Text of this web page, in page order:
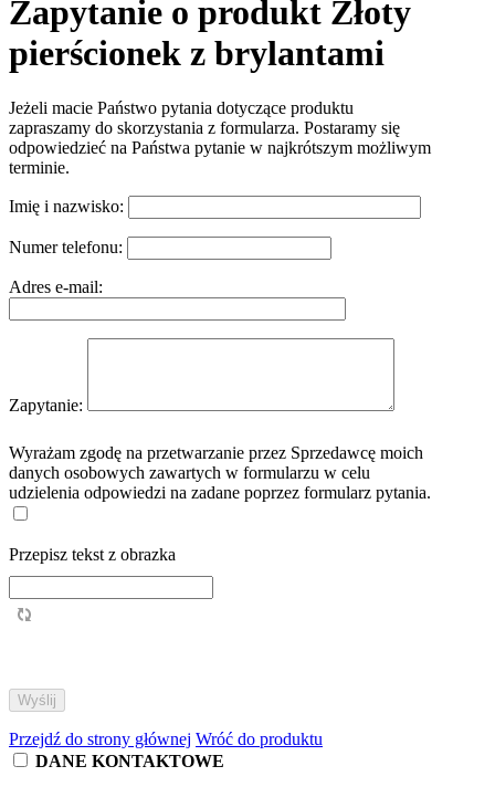
Zapytanie o produkt Złoty
pierścionek z brylantami
Jeżeli macie Państwo pytania dotyczące produktu
zapraszamy do skorzystania z formularza. Postaramy się
odpowiedzieć na Państwa pytanie w najkrótszym możliwym
terminie.
Imię i nazwisko:
Numer telefonu:
Adres e-mail:
Zapytanie:
Wyrażam zgodę na przetwarzanie przez Sprzedawcę moich
danych osobowych zawartych w formularzu w celu
udzielenia odpowiedzi na zadane poprzez formularz pytania.
Przepisz tekst z obrazka
Przejdź do strony głównej Wróć do produktu
DANE KONTAKTOWE